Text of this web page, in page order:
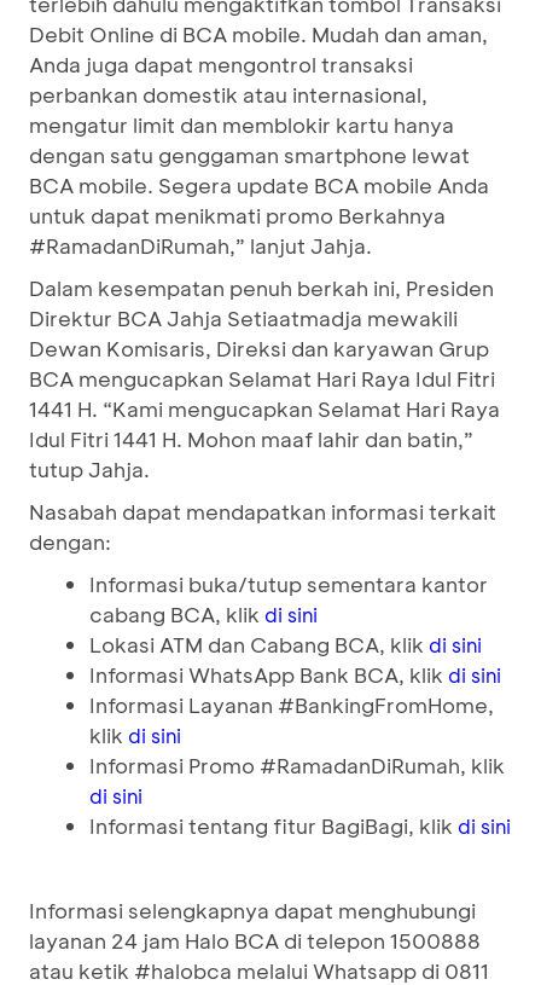
Debit Online di BCA mobile. Mudah dan aman,
Anda juga dapat mengontrol transaksi
perbankan domestik atau internasional,
mengatur limit dan memblokir kartu hanya
dengan satu genggaman smartphone lewat
BCA mobile. Segera update BCA mobile Anda
untuk dapat menikmati promo Berkahnya
#RamadanDiRumah,” lanjut Jahja.
Dalam kesempatan penuh berkah ini, Presiden
Direktur BCA Jahja Setiaatmadja mewakili
Dewan Komisaris, Direksi dan karyawan Grup
BCA mengucapkan Selamat Hari Raya Idul Fitri
1441 H. “Kami mengucapkan Selamat Hari Raya
Idul Fitri 1441 H. Mohon maaf lahir dan batin,”
tutup Jahja.
Nasabah dapat mendapatkan informasi terkait
dengan:
Informasi buka/tutup sementara kantor
cabang BCA, klik di sini
Lokasi ATM dan Cabang BCA, klik di sini
Informasi WhatsApp Bank BCA, klik di sini
Informasi Layanan #BankingFromHome,
klik di sini
Informasi Promo #RamadanDiRumah, klik
di sini
Informasi tentang fitur BagiBagi, klik di sini
Informasi selengkapnya dapat menghubungi
layanan 24 jam Halo BCA di telepon 1500888
atau ketik #halobca melalui Whatsapp di 0811